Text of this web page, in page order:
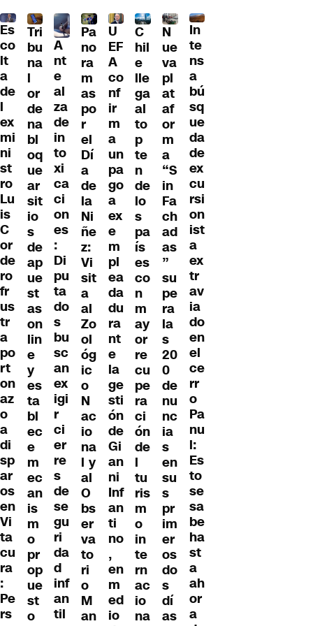
Es
co
lt
a
de
l
ex
mi
ni
st
ro
Lu
is
C
or
de
ro
fr
us
tr
a
po
rt
on
az
o
a
di
sp
ar
os
en
Vi
ta
cu
ra
:
Pe
rs
Tri
bu
na
l
or
de
na
bl
oq
ue
ar
sit
io
s
de
ap
ue
st
as
on
lin
e
y
es
ta
bl
ec
e
m
ec
an
is
m
o
pr
op
ue
st
o
A
nt
e
al
za
de
in
to
xi
ca
ci
on
es
:
Di
pu
ta
do
s
bu
sc
an
ex
igi
r
ci
er
re
s
de
se
gu
ri
da
d
inf
an
til
Pa
no
ra
m
as
po
r
el
Dí
a
de
la
Ni
ñe
z:
Vi
sit
a
al
Zo
ol
óg
ic
o
N
ac
io
na
l y
al
O
bs
er
va
to
ri
o
M
an
U
EF
A
co
nf
ir
m
a
un
pa
go
a
ex
e
m
pl
ea
da
du
ra
nt
e
la
ge
sti
ón
de
Gi
an
ni
Inf
an
ti
no
,
en
m
ed
io
C
hil
e
lle
ga
al
to
p
te
n
de
lo
s
pa
ís
es
co
n
m
ay
or
re
cu
pe
ra
ci
ón
de
l
tu
ris
m
o
in
te
rn
ac
io
na
N
ue
va
pl
at
af
or
m
a
“S
in
Fa
ch
ad
as
”
su
pe
ra
la
s
20
0
de
nu
nc
ia
s
en
su
s
pr
im
er
os
do
s
dí
as
In
te
ns
a
bú
sq
ue
da
de
ex
cu
rsi
on
ist
a
ex
tr
av
ia
do
en
el
ce
rr
o
Pa
nu
l:
Es
to
se
sa
be
ha
st
a
ah
or
a